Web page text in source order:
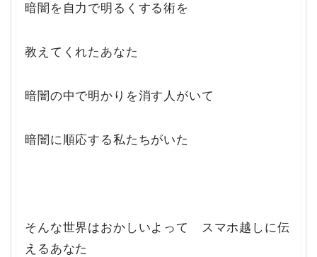
暗闇を自力で明るくする術を
教えてくれたあなた
暗闇の中で明かりを消す人がいて
暗闇に順応する私たちがいた
そんな世界はおかしいよって スマホ越しに伝
えるあなた